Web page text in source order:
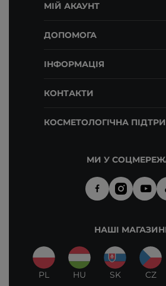
МІЙ АКАУНТ
ДОПОМОГА
ІНФОРМАЦІЯ
КОНТАКТИ
КОСМЕТОЛОГІЧНА
МИ У
НАШІ
PL HU SK CZ